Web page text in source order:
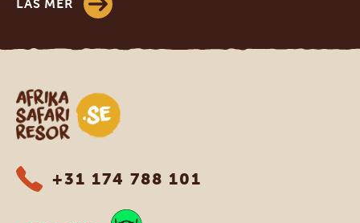
LÄS MER
Safari-resor i Afrika
+31 174 788 101